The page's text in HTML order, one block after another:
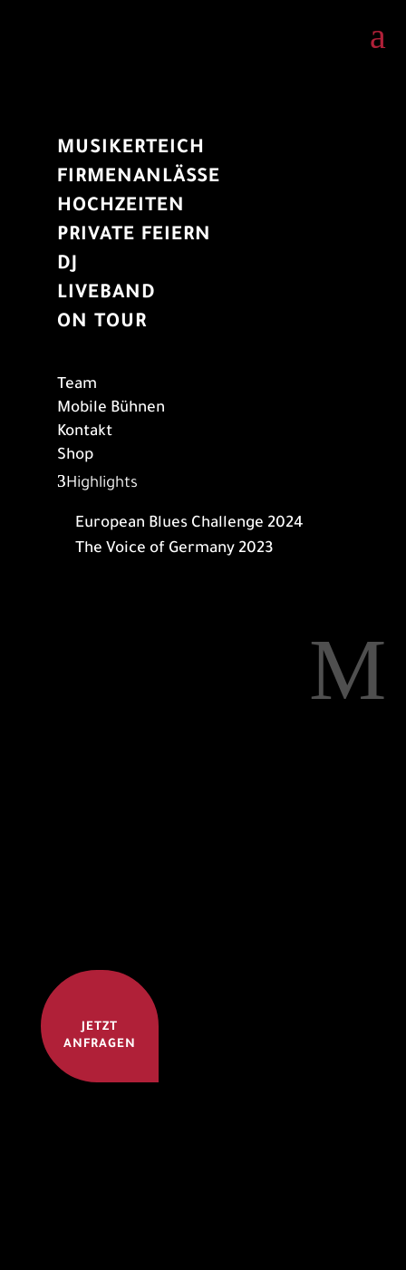
a
MUSIKERTEICH
FIRMENANLÄSSE
HOCHZEITEN
PRIVATE FEIERN
DJ
LIVEBAND
ON TOUR
Team
Mobile Bühnen
Kontakt
Shop
Highlights
European Blues Challenge 2024
The Voice of Germany 2023
M
JETZT
ANFRAGEN